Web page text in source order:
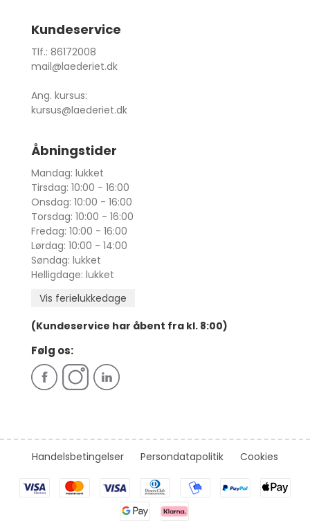
Kundeservice
Tlf.: 86172008
mail@laederiet.dk
Ang. kursus:
kursus@laederiet.dk
Åbningstider
Mandag: lukket
Tirsdag: 10:00 - 16:00
Onsdag: 10:00 - 16:00
Torsdag: 10:00 - 16:00
Fredag: 10:00 - 16:00
Lørdag: 10:00 - 14:00
Søndag: lukket
Helligdage: lukket
Vis ferielukkedage
(Kundeservice har åbent fra kl. 8:00)
Følg os:
Handelsbetingelser Persondatapolitik Cookies